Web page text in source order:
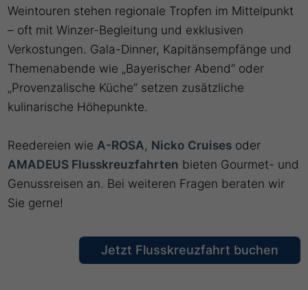
Weintouren stehen regionale Tropfen im Mittelpunkt
– oft mit Winzer-Begleitung und exklusiven
Verkostungen. Gala-Dinner, Kapitänsempfänge und
Themenabende wie „Bayerischer Abend“ oder
„Provenzalische Küche“ setzen zusätzliche
kulinarische Höhepunkte.
Reedereien wieA-ROSA, Nicko Cruises oder
AMADEUS Flusskreuzfahrten bieten Gourmet- und
Genussreisen an. Bei weiteren Fragen beraten wir
Sie gerne!
Jetzt Flusskreuzfahrt buchen